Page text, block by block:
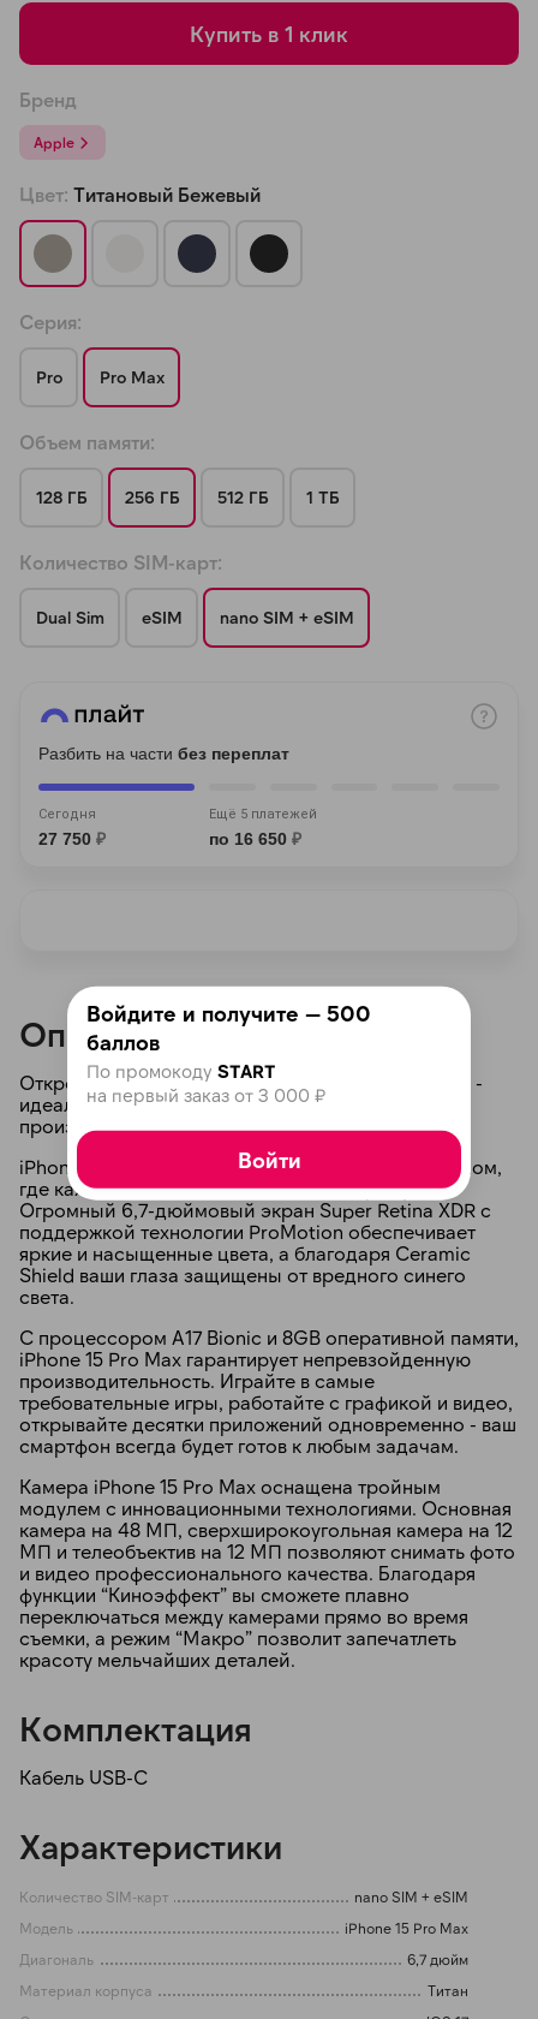
Купить в 1 клик
Бренд
Apple
Цвет: Титановый Бежевый
Серия:
Pro Pro Max
Объем памяти:
128 ГБ 256 ГБ 512 ГБ 1 ТБ
Количество SIM-карт:
Dual Sim eSIM nano SIM + eSIM
Разбить на части без переплат
Сегодня
27 750 ₽
Ещё 5 платежей
по 16 650 ₽
Описание
Откройте мир возможностей с iPhone 15 Pro Max -
идеальным смартфоном для тех, кто ценит стиль,
производительность и инновации.
iPhone 15 Pro Max поражает своим новым дизайном,
где каждый элемент был тщательно продуман.
Огромный 6,7-дюймовый экран Super Retina XDR с
поддержкой технологии ProMotion обеспечивает
яркие и насыщенные цвета, а благодаря Ceramic
Shield ваши глаза защищены от вредного синего
света.
С процессором A17 Bionic и 8GB оперативной памяти,
iPhone 15 Pro Max гарантирует непревзойденную
производительность. Играйте в самые
требовательные игры, работайте с графикой и видео,
открывайте десятки приложений одновременно - ваш
смартфон всегда будет готов к любым задачам.
Камера iPhone 15 Pro Max оснащена тройным
модулем с инновационными технологиями. Основная
камера на 48 МП, сверхширокоугольная камера на 12
МП и телеобъектив на 12 МП позволяют снимать фото
и видео профессионального качества. Благодаря
функции “Киноэффект” вы сможете плавно
переключаться между камерами прямо во время
съемки, а режим “Макро” позволит запечатлеть
красоту мельчайших деталей.
Комплектация
Кабель USB-C
Характеристики
Количество SIM-карт
nano SIM + eSIM
Модель
iPhone 15 Pro Max
Диагональ
6,7 дюйм
Материал корпуса
Титан
недели
раз в 2 недели
8 800 302-02-51
Войдите и получите — 500
баллов
По промокоду START
на первый заказ от 3 000 ₽
Войти